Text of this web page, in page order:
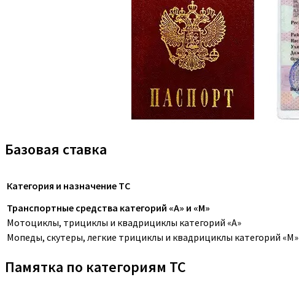
Базовая ставка
Категория и назначение ТС
Транспортные средства категорий «A» и «M»
Мотоциклы, трициклы и квадрициклы категорий «A»
Мопеды, скутеры, легкие трициклы и квадрициклы категорий «M»
Памятка по категориям ТС